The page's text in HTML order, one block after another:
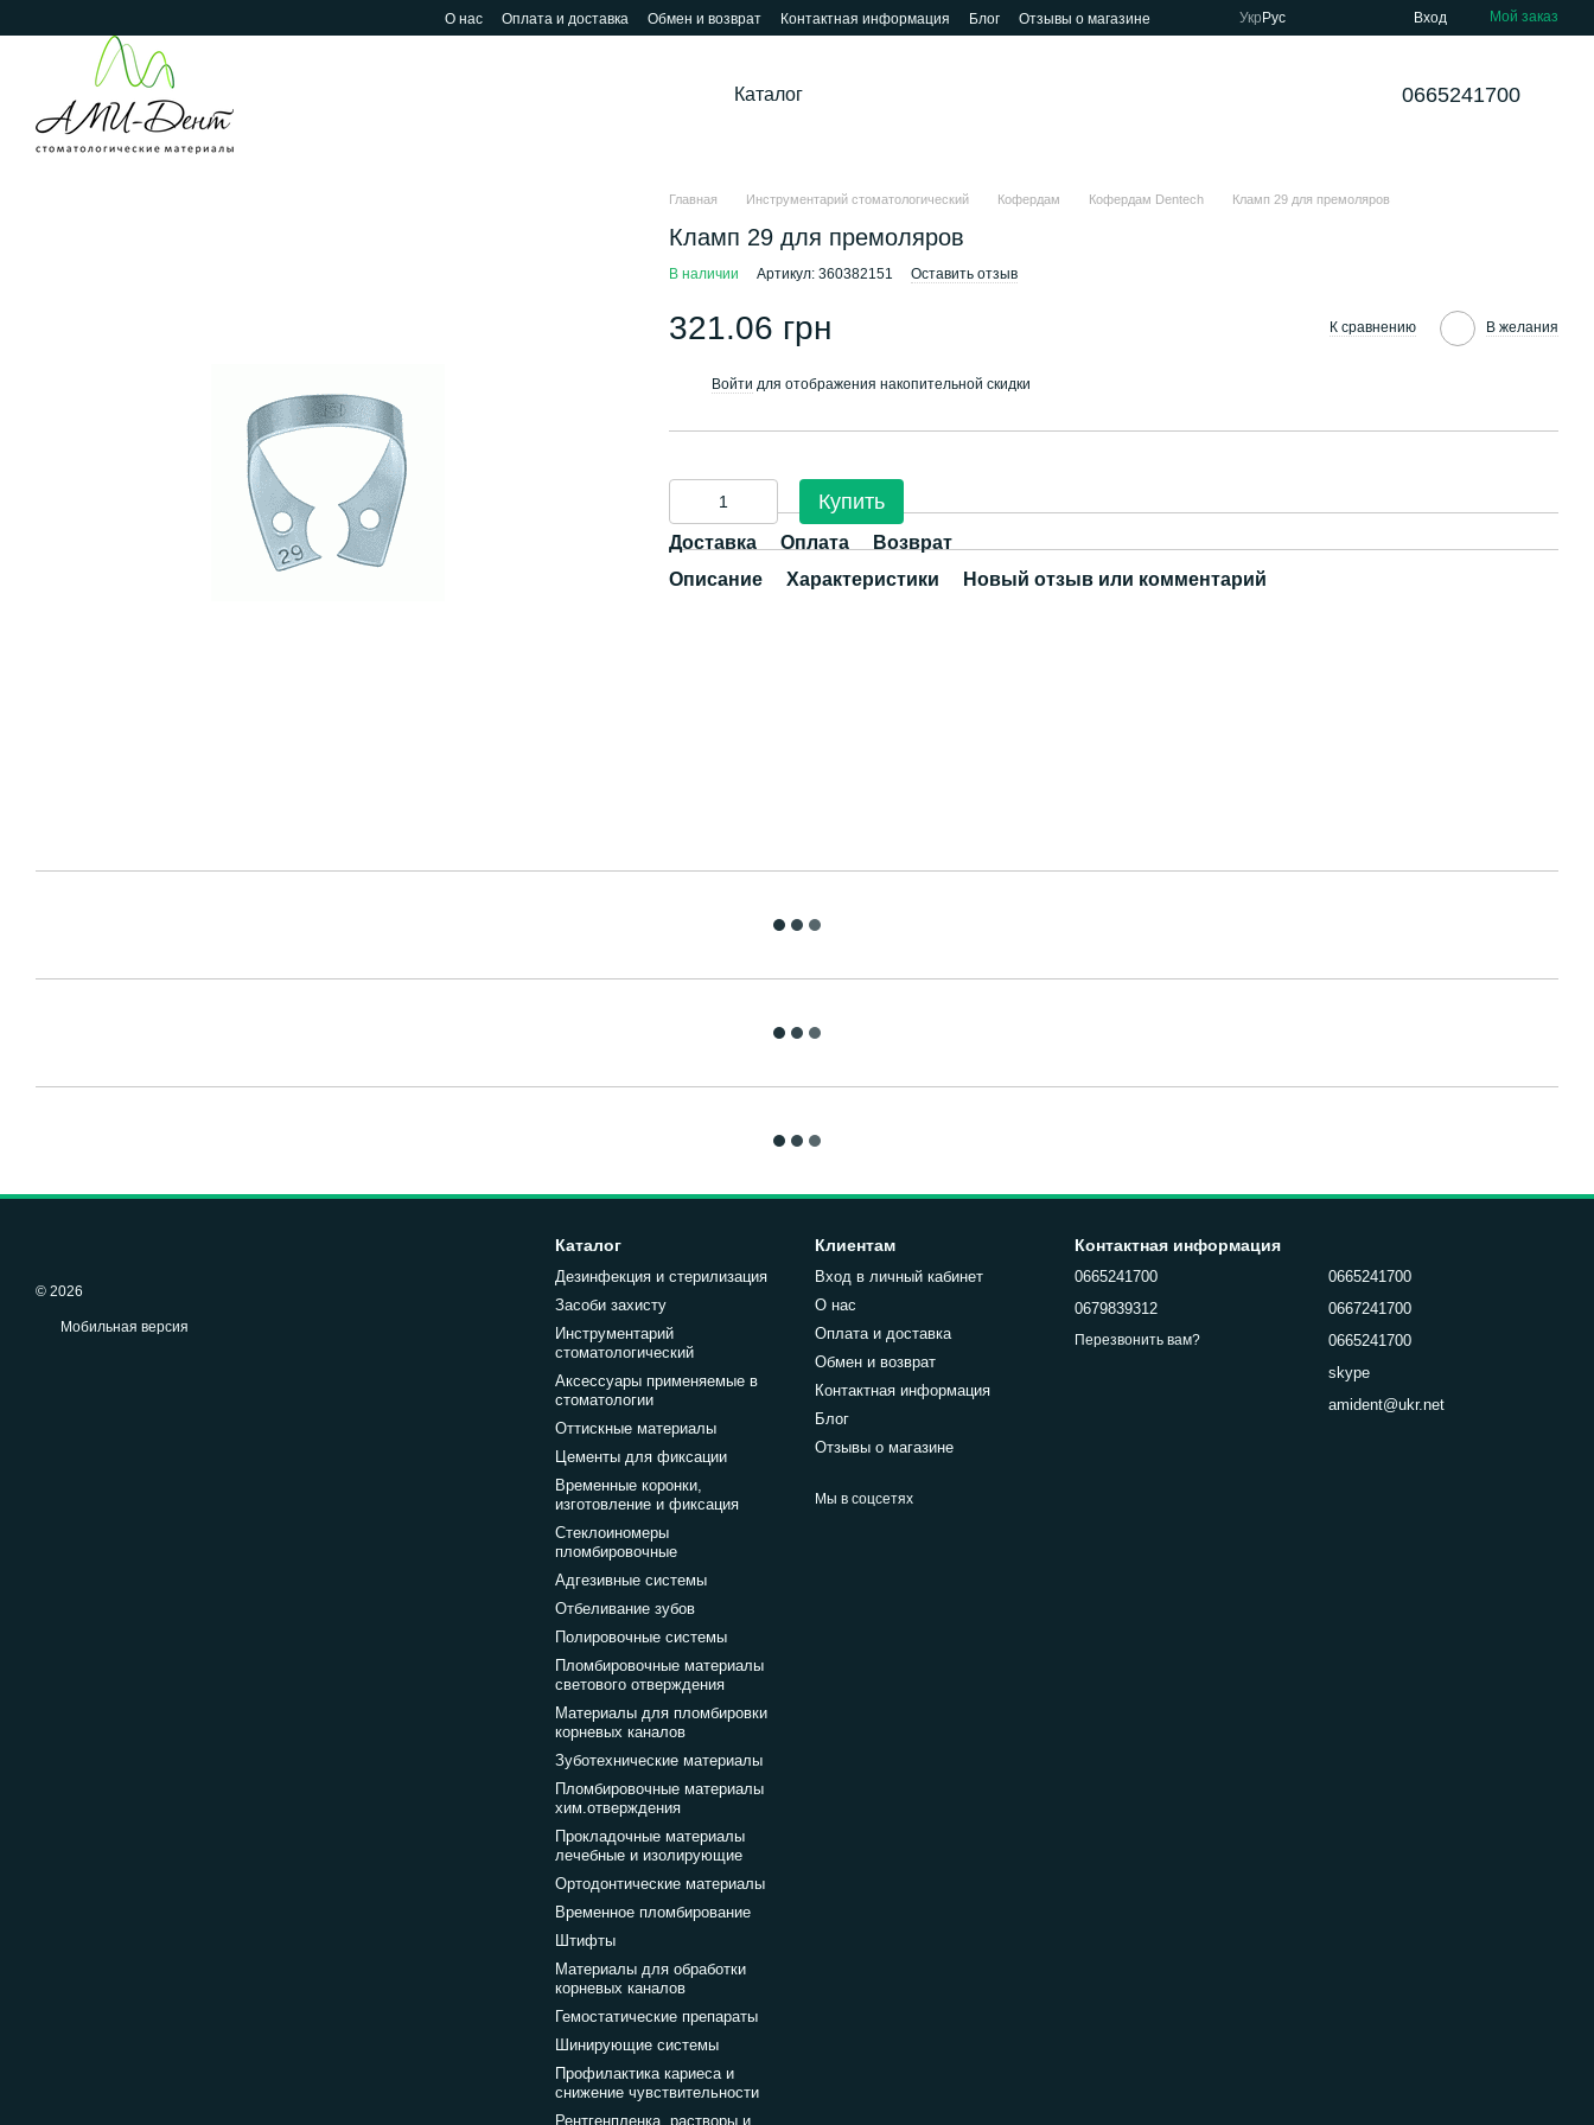
О нас Оплата и доставка Обмен и возврат Контактная информация Блог Отзывы о магазине Укр Рус Вход Мой заказ
Каталог 0665241700
Главная Инструментарий стоматологический Кофердам Кофердам Dentech Кламп 29 для премоляров
Кламп 29 для премоляров
В наличии Артикул: 360382151 Оставить отзыв
321.06 грн К сравнению В желания
Войти для отображения накопительной скидки
Купить
Доставка Оплата
Возврат
Описание
Характеристики Новый отзыв или комментарий
© 2026
Мобильная версия
Каталог
Дезинфекция и стерилизация
Засоби захисту
Инструментарий
стоматологический
Аксессуары применяемые в
стоматологии
Оттискные материалы
Цементы для фиксации
Временные коронки,
изготовление и фиксация
Стеклоиномеры
пломбировочные
Адгезивные системы
Отбеливание зубов
Полировочные системы
Пломбировочные материалы
светового отверждения
Материалы для пломбировки
корневых каналов
Зуботехнические материалы
Пломбировочные материалы
хим.отверждения
Прокладочные материалы
лечебные и изолирующие
Ортодонтические материалы
Временное пломбирование
Штифты
Материалы для обработки
корневых каналов
Гемостатические препараты
Шинирующие системы
Профилактика кариеса и
снижение чувствительности
Рентгенпленка, растворы и
Клиентам
Вход в личный кабинет
О нас
Оплата и доставка
Обмен и возврат
Контактная информация
Блог
Отзывы о магазине
Мы в соцсетях
Контактная информация
0665241700
0679839312
Перезвонить вам?
0665241700
0667241700
0665241700
skype
amident@ukr.net